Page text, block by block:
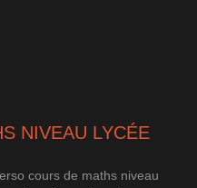
NIVEAU LYCÉE
cours de maths niveau